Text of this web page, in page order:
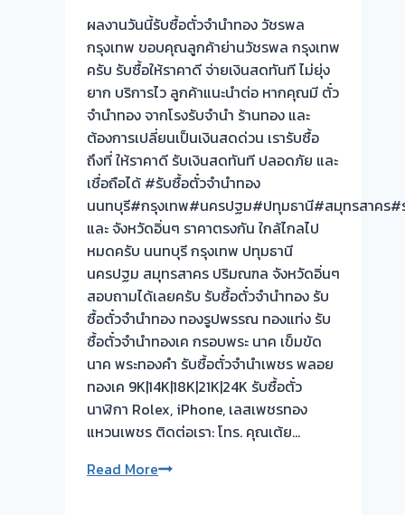
จ่าย
สด
ทันที
ไม่
ต้อง
รอ
จบไว
ผลงานวันนี้รับซื้อตั๋วจำนำทอง วัชรพล
กรุงเทพ ขอบคุณลูกค้าย่านวัชรพล กรุงเทพ
ครับ รับซื้อให้ราคาดี จ่ายเงินสดทันที ไม่ยุ่ง
ยาก บริการไว ลูกค้าแนะนำต่อ หากคุณมี ตั๋ว
จำนำทอง จากโรงรับจำนำ ร้านทอง และ
ต้องการเปลี่ยนเป็นเงินสดด่วน เรารับซื้อ
ถึงที่ ให้ราคาดี รับเงินสดทันที ปลอดภัย และ
เชื่อถือได้ #รับซื้อตั๋วจำนำทอง
นนทบุรี#กรุงเทพ#นครปฐม#ปทุมธานี#สมุทรสาคร#
และ จังหวัดอิ่นๆ ราคาตรงกัน ใกล้ไกลไป
หมดครับ นนทบุรี กรุงเทพ ปทุมธานี
นครปฐม สมุทรสาคร ปริมณฑล จังหวัดอิ่นๆ
สอบถามได้เลยครับ รับซื้อตั๋วจำนำทอง รับ
ซื้อตั๋วจำนำทอง ทองรูปพรรณ ทองแท่ง รับ
ซื้อตั๋วจำนำทองเค กรอบพระ นาค เข็มขัด
นาค พระทองคำ รับซื้อตั๋วจำนำเพชร พลอย
ทองเค 9K|14K|18K|21K|24K รับซื้อตั๋ว
นาฬิกา Rolex, iPhone, เลสเพชรทอง
แหวนเพชร ติดต่อเรา: โทร. คุณเต้ย…
Read Moreรับ